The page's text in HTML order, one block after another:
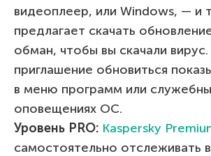
видеоплеер, или Windows, — и
предлагает скачать
обман, чтобы вы скачали
приглашение обновиться
в меню программ или
оповещениях ОС.
Уровень PRO: Kaspersky
самостоятельно отслеживать